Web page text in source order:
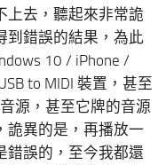
上去，聽起來非常詭
到錯誤的結果，為此
10 / iPhone /
to MIDI 裝置，甚至
源，甚至它牌的音源
詭異的是，再播放一
錯誤的，至今我都還